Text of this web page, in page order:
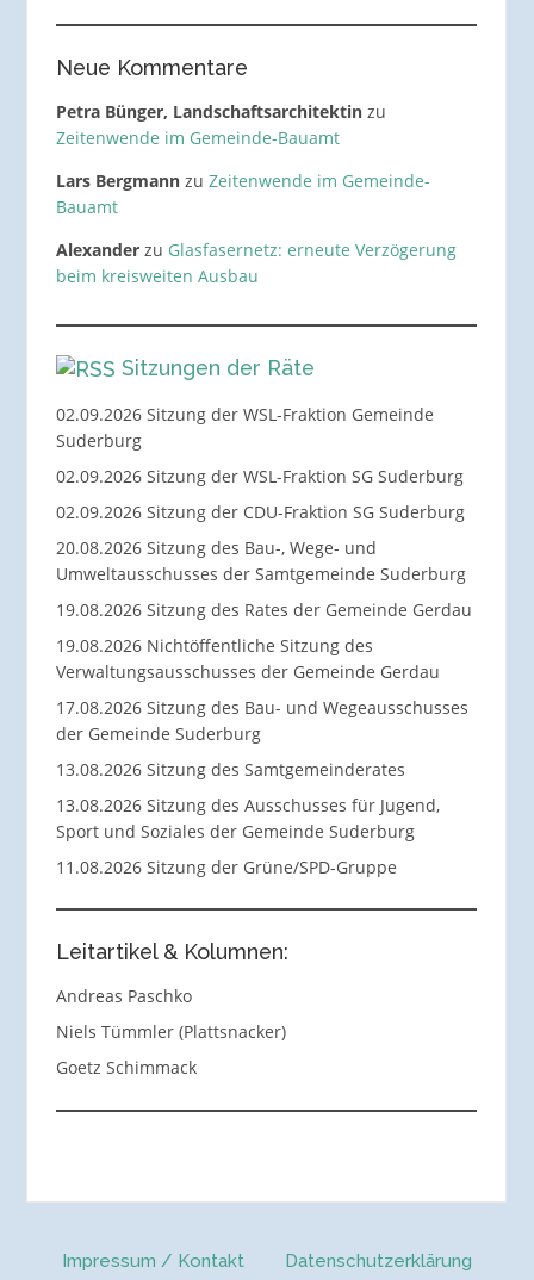
Neue Kommentare
Petra Bünger, Landschaftsarchitektinzu
Zeitenwende im Gemeinde-Bauamt
Lars Bergmannzu Zeitenwende im Gemeinde-
Bauamt
Alexanderzu Glasfasernetz: erneute Verzögerung
beim kreisweiten Ausbau
Sitzungen der Räte
02.09.2026 Sitzung der WSL-Fraktion Gemeinde
Suderburg
02.09.2026 Sitzung der WSL-Fraktion SG Suderburg
02.09.2026 Sitzung der CDU-Fraktion SG Suderburg
20.08.2026 Sitzung des Bau-, Wege- und
Umweltausschusses der Samtgemeinde Suderburg
19.08.2026 Sitzung des Rates der Gemeinde Gerdau
19.08.2026 Nichtöffentliche Sitzung des
Verwaltungsausschusses der Gemeinde Gerdau
17.08.2026 Sitzung des Bau- und Wegeausschusses
der Gemeinde Suderburg
13.08.2026 Sitzung des Samtgemeinderates
13.08.2026 Sitzung des Ausschusses für Jugend,
Sport und Soziales der Gemeinde Suderburg
11.08.2026 Sitzung der Grüne/SPD-Gruppe
Leitartikel & Kolumnen:
Andreas Paschko
Niels Tümmler (Plattsnacker)
Goetz Schimmack
Impressum / Kontakt Datenschutzerklärung